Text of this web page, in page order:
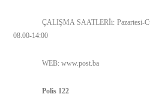
ÇALIŞMA SAATLERİi: Pazartesi-
08.00-14:00
WEB: www.post.ba
Polis 122